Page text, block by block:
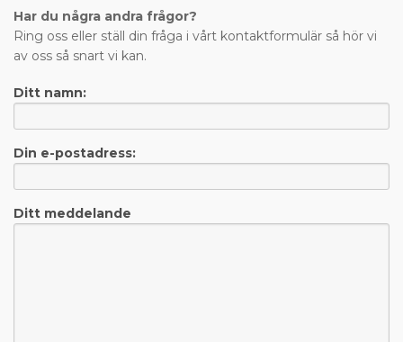
Har du några andra frågor?
Ring oss eller ställ din fråga i vårt kontaktformulär så hör vi
av oss så snart vi kan.
Ditt namn:
Din e-postadress:
Ditt meddelande